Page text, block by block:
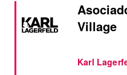
Village
Karl